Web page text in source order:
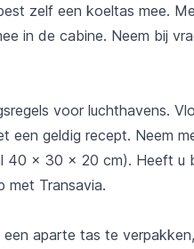
zelf een koeltas mee.
in de cabine. Neem bij
voor luchthavens.
een geldig recept. Neem
40 x 30 x 20 cm). Heeft u
met Transavia.
aparte tas te